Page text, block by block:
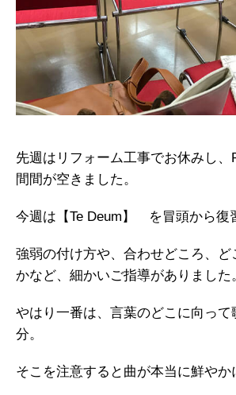
先週はリフォーム工事でお休みし、
間間が空きました。
今週は【Te Deum】 を冒頭から復
強弱の付け方や、合わせどころ、ど
かなど、細かいご指導がありました
やはり一番は、言葉のどこに向って
分。
そこを注意すると曲が本当に鮮やか